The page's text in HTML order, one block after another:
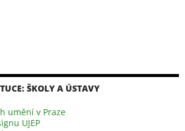
ŠKOLY A ÚSTAVY
umění v Praze
UJEP